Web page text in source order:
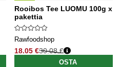
Rooibos Tee LUOMU 100g x 3
pakettia
Rawfoodshop
18.05 €
Normaali hinta
30.08 €
OSTA